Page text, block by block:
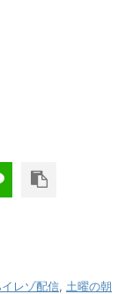
レゾ配信, 土曜の朝